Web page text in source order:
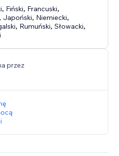
, Fiński, Francuski,
, Japoński, Niemiecki,
, Rumuński,Słowacki,
przez